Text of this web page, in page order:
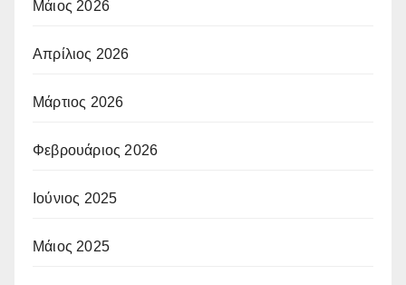
Μάιος 2026
Απρίλιος 2026
Μάρτιος 2026
Φεβρουάριος 2026
Ιούνιος 2025
Μάιος 2025